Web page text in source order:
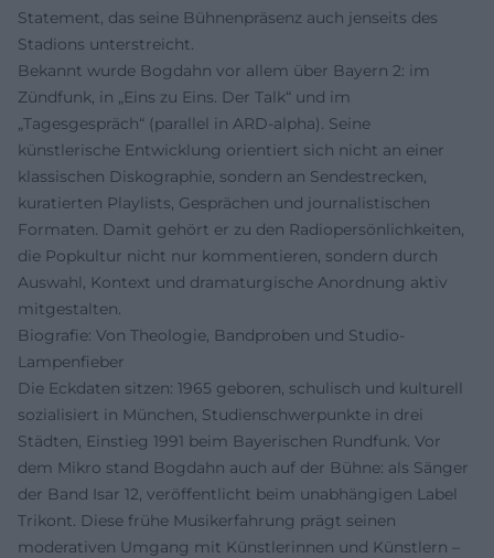
Statement, das seine Bühnenpräsenz auch jenseits des
Stadions unterstreicht.
Bekannt wurde Bogdahn vor allem über Bayern 2: im
Zündfunk, in „Eins zu Eins. Der Talk“ und im
„Tagesgespräch“ (parallel in ARD-alpha). Seine
künstlerische Entwicklung orientiert sich nicht an einer
klassischen Diskographie, sondern an Sendestrecken,
kuratierten Playlists, Gesprächen und journalistischen
Formaten. Damit gehört er zu den Radiopersönlichkeiten,
die Popkultur nicht nur kommentieren, sondern durch
Auswahl, Kontext und dramaturgische Anordnung aktiv
mitgestalten.
Biografie: Von Theologie, Bandproben und Studio-
Lampenfieber
Die Eckdaten sitzen: 1965 geboren, schulisch und kulturell
sozialisiert in München, Studienschwerpunkte in drei
Städten, Einstieg 1991 beim Bayerischen Rundfunk. Vor
dem Mikro stand Bogdahn auch auf der Bühne: als Sänger
der Band Isar 12, veröffentlicht beim unabhängigen Label
Trikont. Diese frühe Musikerfahrung prägt seinen
moderativen Umgang mit Künstlerinnen und Künstlern –